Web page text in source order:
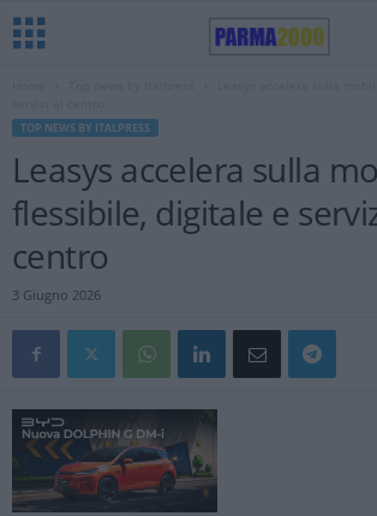
TOP NEWS BY ITALPRESS
Leasys accelera sulla
flessibile, digitale e
centro
3 Giugno 2026